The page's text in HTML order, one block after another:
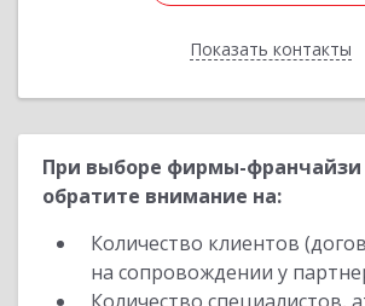
Показать контакты
Назад
При выборе фирмы-франчайзи
обратите внимание на:
Количество клиентов
на сопровождении у